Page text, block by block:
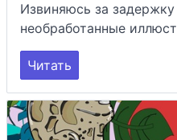
Извиняюсь за
необработанные
Читать